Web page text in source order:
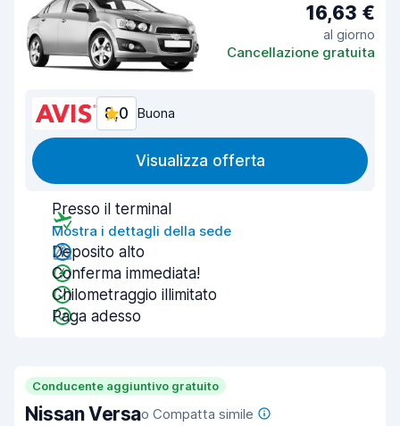
16,63 €
al giorno
Cancellazione gratuita
8,0 Buona
Visualizza offerta
Presso il terminal
Mostra i dettagli della sede
Deposito alto
Conferma immediata!
Chilometraggio illimitato
Paga adesso
Conducente aggiuntivo gratuito
Nissan Versao Compatta simile